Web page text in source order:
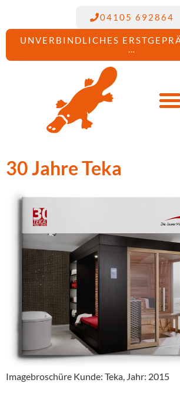
UNVERBINDLICHES
…
04105 692864
30 Jahre Teka
Imagebroschüre Kunde: Teka, Jahr: 2015